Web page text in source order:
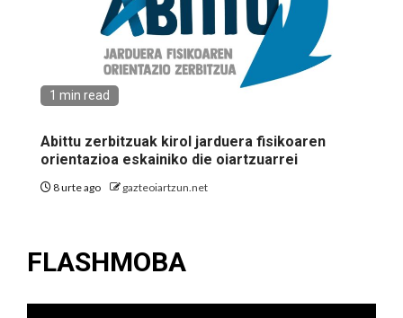
1 min read
Abittu zerbitzuak kirol jarduera fisikoaren
orientazioa eskainiko die oiartzuarrei
8 urte ago gazteoiartzun.net
FLASHMOBA